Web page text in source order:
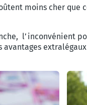
moins cher
l’inconvénient